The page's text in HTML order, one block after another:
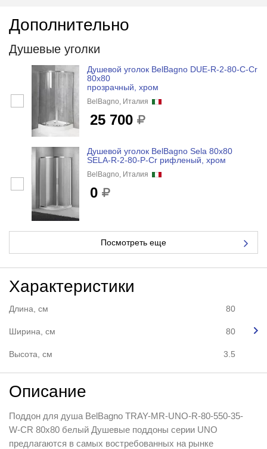
Дополнительно
Душевые уголки
Душевой уголок BelBagno DUE-R-2-80-C-Cr
80x80
прозрачный, хром
BelBagno, Италия
25 700
Душевой уголок BelBagno Sela 80x80
SELA-R-2-80-P-Cr рифленый, хром
BelBagno, Италия
0
Посмотреть еще
Характеристики
Длина, см 80
Ширина, см 80
Высота, см 3.5
Описание
Поддон для душа BelBagno TRAY-MR-UNO-R-80-550-35-
W-CR 80x80 белый Душевые поддоны серии UNO
предлагаются в самых востребованных на рынке